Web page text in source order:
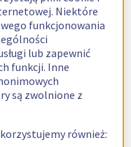
Niektóre
funkcjonowania
lub zapewnić
funkcji. Inne
są zwolnione z
również: